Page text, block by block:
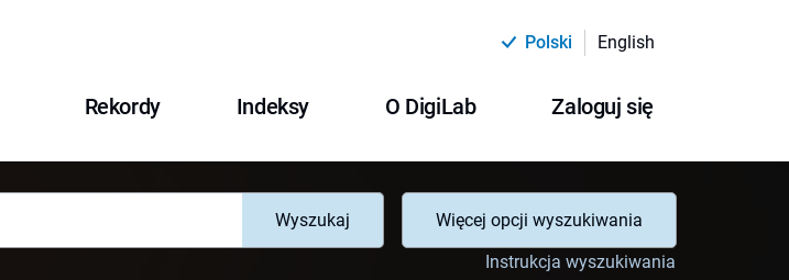
Polski English
Rekordy Indeksy O DigiLab Zaloguj się
Wyszukaj
Więcej opcji wyszukiwania
Instrukcja wyszukiwania